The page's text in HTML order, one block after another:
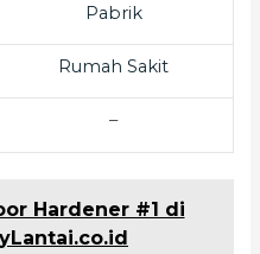
Pabrik
Rumah Sakit
–
Hardener #1 di